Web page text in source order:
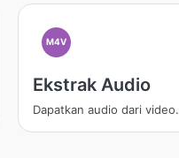
M4V
Ekstrak Audio
Dapatkan audio dari video.